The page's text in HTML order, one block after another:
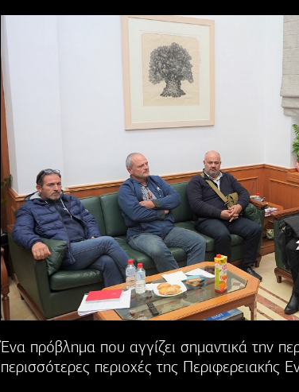
Ένα πρόβλημα που αγγίζει σημαντικά την
περισσότερες περιοχές της Περιφερειακής